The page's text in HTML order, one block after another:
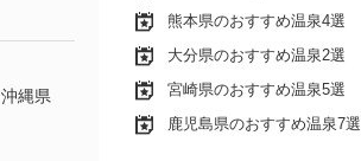
沖縄県
熊本県のおすすめ温泉4選
大分県のおすすめ温泉2選
宮崎県のおすすめ温泉5選
鹿児島県のおすすめ温泉7選